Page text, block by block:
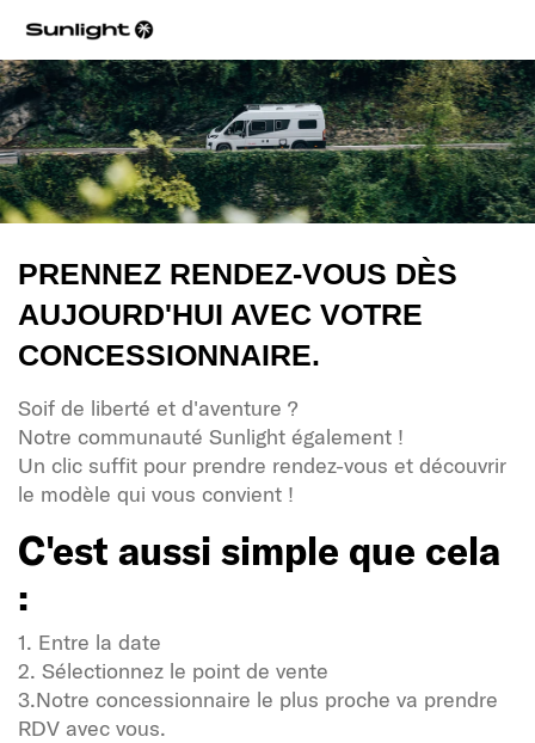
PRENNEZ RENDEZ-VOUS DÈS
AUJOURD'HUI AVEC VOTRE
CONCESSIONNAIRE.
Soif de liberté et d'aventure ?
Notre communauté Sunlight également !
Un clic suffit pour prendre rendez-vous et découvrir
le modèle qui vous convient !
C'est aussi simple que cela
:
1. Entre la date
2. Sélectionnez le point de vente
3.Notre concessionnaire le plus proche va prendre
RDV avec vous.